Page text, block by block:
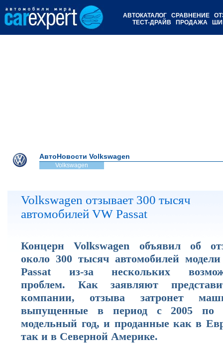
АВТОКАТАЛОГ СРАВНЕНИЕ
ТЕСТ-ДРАЙВ
ПРОДАЖА
АвтоНовости Volkswagen
Volkswagen
Volkswagen отзывает 300 тысяч
автомобилей VW Passat
Концерн Volkswagen объявил об
около 300 тысяч автомобилей
Passat из-за нескольких
проблем. Как заявляют
компании, отзыва затронет
выпущенные в период с 2005 по
модельный год, и проданные как в
так и в Северной Америке.